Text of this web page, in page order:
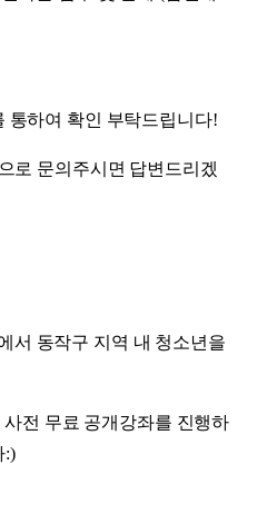
통하여 확인 부탁드립니다!
로 문의주시면 답변드리겠
서 동작구 지역 내 청소년을
전 무료 공개강좌를 진행하
:)